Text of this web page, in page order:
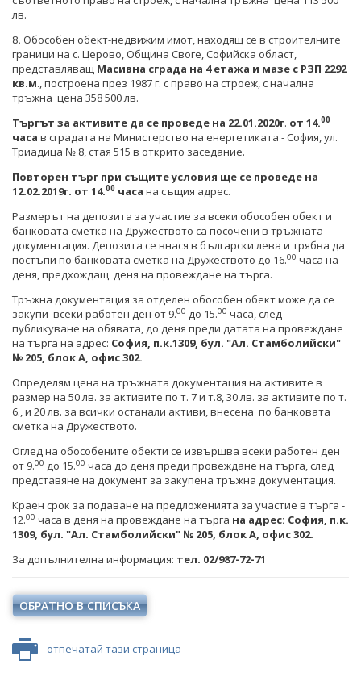
лв.
8. Обособен обект-недвижим имот, находящ се в строителните
граници на с. Церово, Община Своге, Софийска област,
представляващ Масивна сграда на 4 етажа и мазе с РЗП 2292
кв.м., построена през 1987 г. с право на строеж, с начална
тръжна цена 358 500 лв.
Търгът за активите да се проведе на 22.01.2020г. от 14.00
часа в сградата на Министерство на енергетиката - София, ул.
Триадица № 8, стая 515 в открито заседание.
Повторен търг при същите условия ще се проведе на
12.02.2019г. от 14.00 часа на същия адрес.
Размерът на депозита за участие за всеки обособен обект и
банковата сметка на Дружеството са посочени в тръжната
документация. Депозита се внася в български лева и трябва да
постъпи по банковата сметка на Дружеството до 16.00 часа на
деня, предхождащ деня на провеждане на търга.
Тръжна документация за отделен обособен обект може да се
закупи всеки работен ден от 9.00 до 15.00 часа, след
публикуване на обявата, до деня преди датата на провеждане
на търга на адрес: София, п.к.1309, бул. "Ал. Стамболийски"
№ 205, блок A, офис 302.
Определям цена на тръжната документация на активите в
размер на 50 лв. за активите по т. 7 и т.8, 30 лв. за активите по т.
6., и 20 лв. за всички останали активи, внесена по банковата
сметка на Дружеството.
Оглед на обособените обекти се извършва всеки работен ден
от 9.00 до 15.00 часа до деня преди провеждане на търга, след
представяне на документ за закупена тръжна документация.
Краен срок за подаване на предложенията за участие в търга -
12.00 часа в деня на провеждане на търга на адрес: София, п.к.
1309, бул. "Ал. Стамболийски" № 205, блок A, офис 302.
За допълнителна информация: тел. 02/987-72-71
ОБРАТНО В СПИСЪКА
отпечатай тази страница